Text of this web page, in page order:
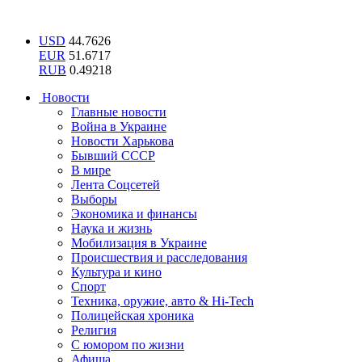
USD 44.7626
EUR 51.6717
RUB 0.49218
Новости
Главные новости
Война в Украине
Новости Харькова
Бывший СССР
В мире
Лента Соцсетей
Выборы
Экономика и финансы
Наука и жизнь
Мобилизация в Украине
Происшествия и расследования
Культура и кино
Спорт
Техника, оружие, авто & Hi-Tech
Полицейская хроника
Религия
С юмором по жизни
Афиша